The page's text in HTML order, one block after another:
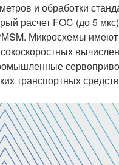
и обработки
расчет FOC (до 5
Микросхемы
транспортных